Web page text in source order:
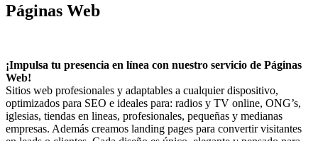
Páginas Web
¡Impulsa tu presencia en línea con nuestro servicio de Páginas
Web!
Sitios web profesionales y adaptables a cualquier dispositivo,
optimizados para SEO e ideales para: radios y TV online, ONG’s,
iglesias, tiendas en lineas, profesionales, pequeñas y medianas
empresas. Además creamos landing pages para convertir visitantes